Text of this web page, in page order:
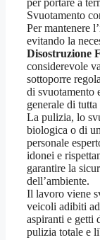
per portare a
Svuotamento
Per mantenere
evitando la
Disostruzione
considerevole
sottoporre
di svuotamento
generale di
La pulizia, lo
biologica o di
personale
idonei e
garantire la
dell’ambiente.
Il lavoro viene
veicoli adibiti
aspiranti e getti
pulizia totale e